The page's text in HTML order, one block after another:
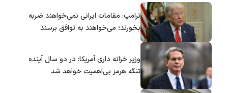
ترامپ: مقامات ایرانی نمی‌خواهند ضربه
بخورند؛ می‌خواهند به توافق برسند
وزیر خزانه داری آمریکا: در دو سال آینده
تنگه هرمز بی‌اهمیت خواهد شد